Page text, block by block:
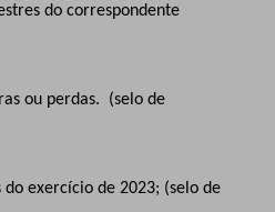
do correspondente
ou perdas. (selo de
do exercício de 2023; (selo de